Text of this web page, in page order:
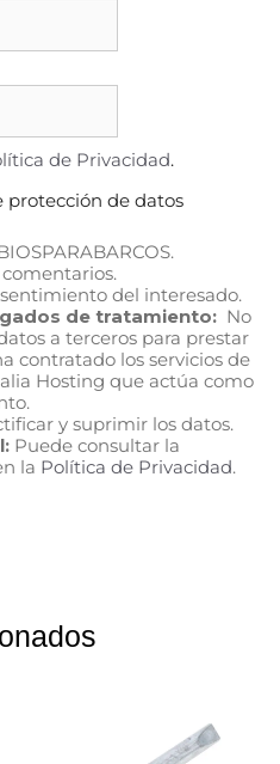
de Privacidad.
protección de datos
del interesado.
de tratamiento: No
a terceros para prestar
contratado los servicios de
Hosting que actúa como
y suprimir los datos.
Puede consultar la
la Política de Privacidad.